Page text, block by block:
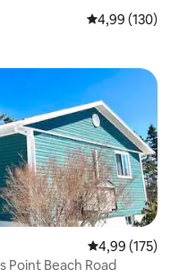
Średnia
4,99 (130)
gości
Średnia
4,99 (175)
Point Beach Road